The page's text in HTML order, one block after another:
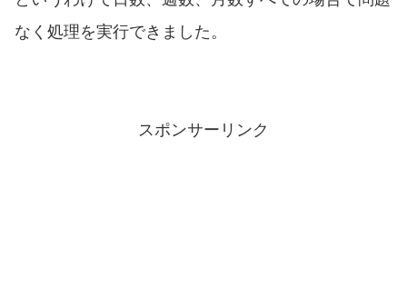
なく処理を実行できました。
スポンサーリンク